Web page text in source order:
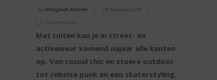
by Margreet Anches 28 februari 2019
0 comments
Met ruiten kan je in street- en
activewear komend najaar alle kanten
op. Van casual chic en stoere outdoor
tot rebelse punk en een skaterstyling.